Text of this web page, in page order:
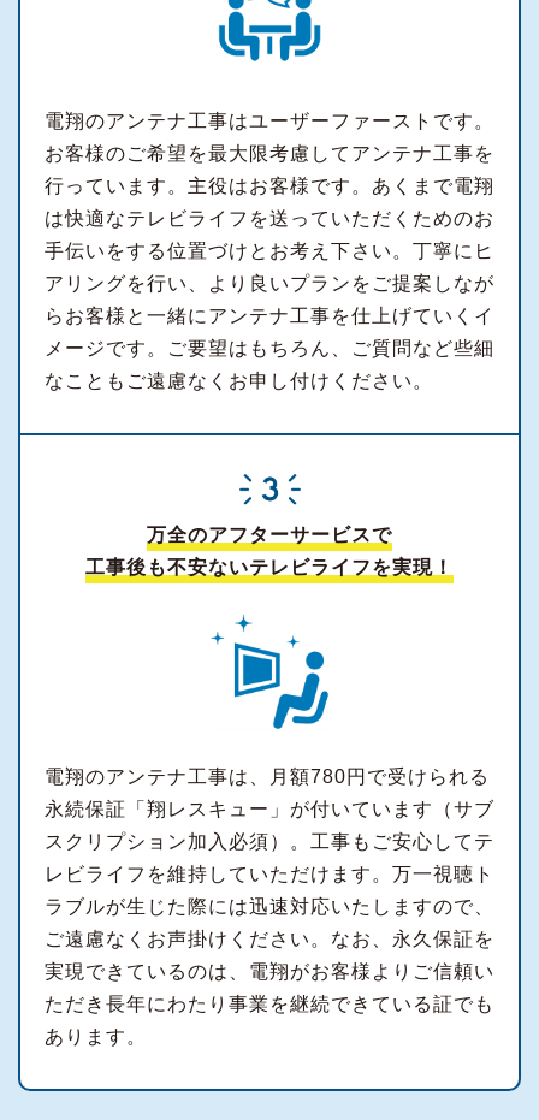
電翔のアンテナ工事はユーザーファーストです。
お客様のご希望を最大限考慮してアンテナ工事を
行っています。主役はお客様です。あくまで電翔
は快適なテレビライフを送っていただくためのお
手伝いをする位置づけとお考え下さい。丁寧にヒ
アリングを行い、より良いプランをご提案しなが
らお客様と一緒にアンテナ工事を仕上げていくイ
メージです。ご要望はもちろん、ご質問など些細
なこともご遠慮なくお申し付けください。
万全のアフターサービスで
工事後も不安ないテレビライフを実現！
電翔のアンテナ工事は、月額780円で受けられる
永続保証「翔レスキュー」が付いています（サブ
スクリプション加入必須）。工事もご安心してテ
レビライフを維持していただけます。万一視聴ト
ラブルが生じた際には迅速対応いたしますので、
ご遠慮なくお声掛けください。なお、永久保証を
実現できているのは、電翔がお客様よりご信頼い
ただき長年にわたり事業を継続できている証でも
あります。